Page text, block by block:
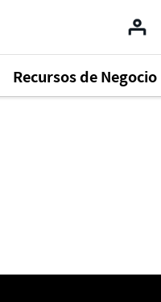
Recursos de Negocio